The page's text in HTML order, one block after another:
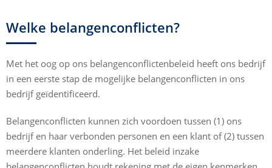
Welke belangenconflicten?
Met het oog op ons belangenconflictenbeleid heeft ons bedrijf
in een eerste stap de mogelijke belangenconflicten in ons
bedrijf geïdentificeerd.
Belangenconflicten kunnen zich voordoen tussen (1) ons
bedrijf en haar verbonden personen en een klant of (2) tussen
meerdere klanten onderling. Het beleid inzake